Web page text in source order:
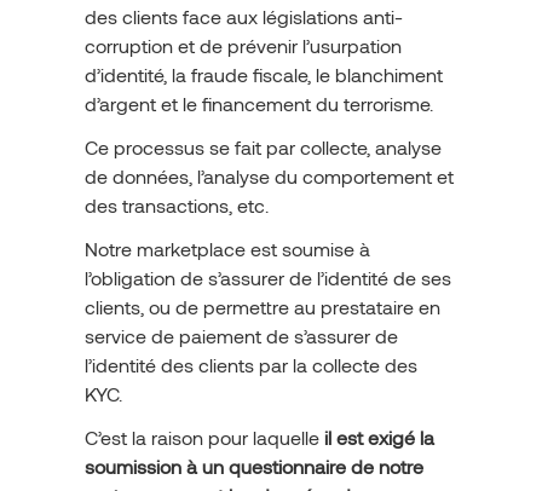
des clients face aux législations anti-
corruption et de prévenir l’usurpation
d’identité, la fraude fiscale, le blanchiment
d’argent et le financement du terrorisme.
Ce processus se fait par collecte, analyse
de données, l’analyse du comportement et
des transactions, etc.
Notre marketplace est soumise à
l’obligation de s’assurer de l’identité de ses
clients, ou de permettre au prestataire en
service de paiement de s’assurer de
l’identité des clients par la collecte des
KYC.
C’est la raison pour laquelle il est exigé la
soumission à un questionnaire de notre